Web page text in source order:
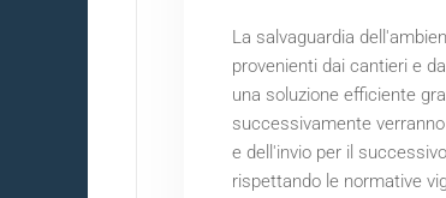
La salvaguardia
provenienti dai cantieri e
una soluzione efficiente
successivamente
e dell'invio per il
rispettando le normative